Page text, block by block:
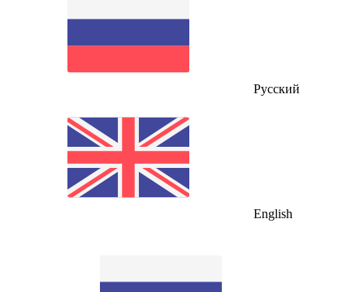
Русский
English